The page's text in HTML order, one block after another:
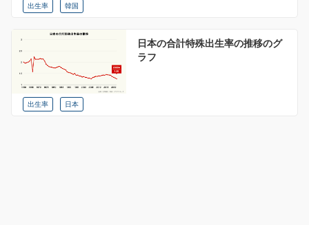
出生率 韓国
日本の合計特殊出生率の推移のグ
ラフ
出生率 日本